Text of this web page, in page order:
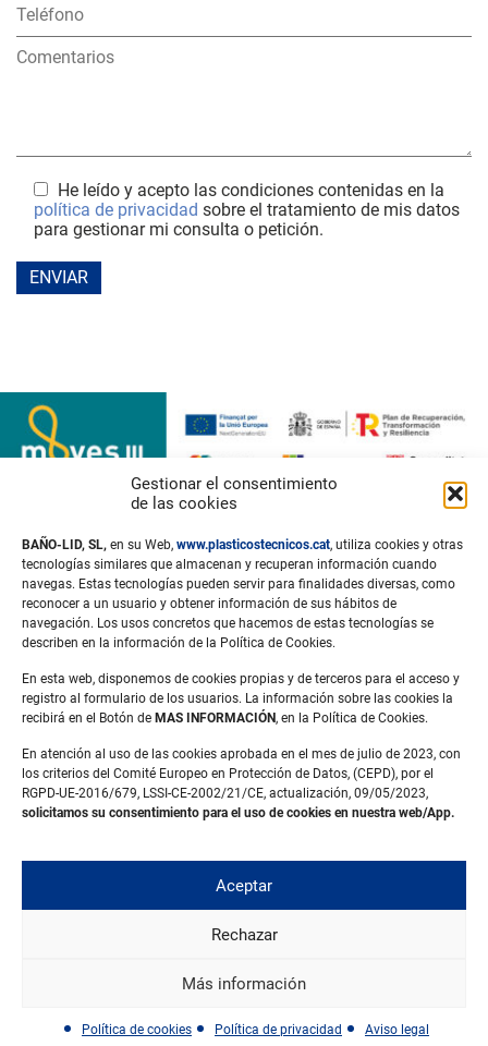
Gestionar el consentimiento
de las cookies
BAÑO-LID, SL, en su Web, www.plasticostecnicos.cat, utiliza cookies y otras
tecnologías similares que almacenan y recuperan información cuando
navegas. Estas tecnologías pueden servir para finalidades diversas, como
reconocer a un usuario y obtener información de sus hábitos de
navegación. Los usos concretos que hacemos de estas tecnologías se
describen en la información de la Política de Cookies.
En esta web, disponemos de cookies propias y de terceros para el acceso y
registro al formulario de los usuarios. La información sobre las cookies la
recibirá en el Botón de MAS INFORMACIÓN, en la Política de Cookies.
En atención al uso de las cookies aprobada en el mes de julio de 2023, con
los criterios del Comité Europeo en Protección de Datos, (CEPD), por el
RGPD-UE-2016/679, LSSI-CE-2002/21/CE, actualización, 09/05/2023,
solicitamos su consentimiento para el uso de cookies en nuestra web/App.
Aceptar
Rechazar
Más información
Política de cookies Política de privacidad Aviso legal
He leído y acepto las condiciones contenidas en la
política de privacidad sobre el tratamiento de mis datos
para gestionar mi consulta o petición.
Aviso legal
Política de privacidad
Política de cookies
Pol. Ind. Pla de la Bruguera
08211 Castellar del Vallès (Barcelona)
info@plasticostecnicos.cat